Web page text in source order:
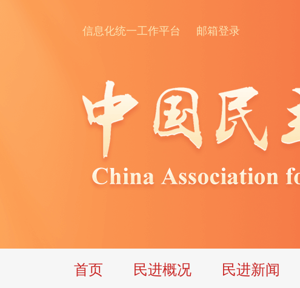
信息化统一工作平台 邮箱登录
首页 民进概况 民进新闻